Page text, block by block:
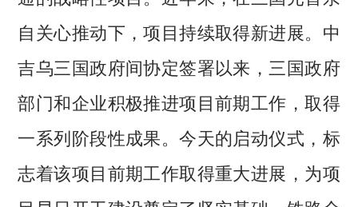
自关心推动下，项目持续取得新进展。中
吉乌三国政府间协定签署以来，三国政府
部门和企业积极推进项目前期工作，取得
一系列阶段性成果。今天的启动仪式，标
志着该项目前期工作取得重大进展，为项